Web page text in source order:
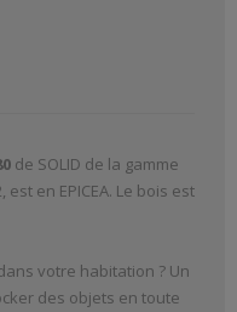
de SOLID de la gamme
est en EPICEA. Le bois est
votre habitation ? Un
des objets en toute